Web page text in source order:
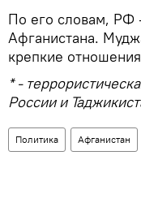
По его словам, РФ
Афганистана.
крепкие
* -
России и
Политика Афганистан